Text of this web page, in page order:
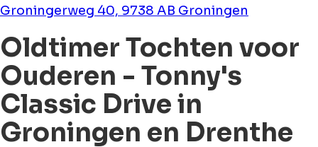
Groningerweg 40, 9738 AB Groningen
Oldtimer Tochten voor
Ouderen - Tonny's
Classic Drive in
Groningen en Drenthe